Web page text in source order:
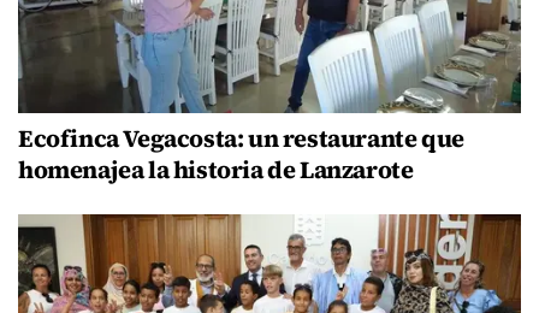
Ecofinca Vegacosta: un restaurante que
homenajea la historia de Lanzarote